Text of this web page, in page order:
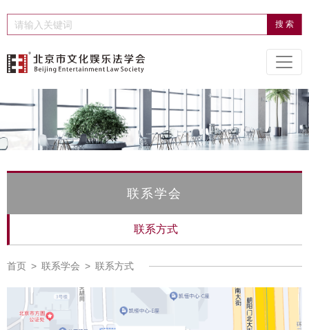
联系学会
联系方式
首页 > 联系学会 > 联系方式